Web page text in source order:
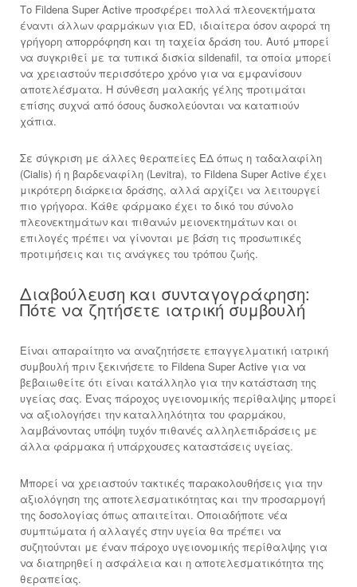
Το Fildena Super Active προσφέρει πολλά πλεονεκτήματα
έναντι άλλων φαρμάκων για ED, ιδιαίτερα όσον αφορά τη
γρήγορη απορρόφηση και τη ταχεία δράση του. Αυτό μπορεί
να συγκριθεί με τα τυπικά δισκία sildenafil, τα οποία μπορεί
να χρειαστούν περισσότερο χρόνο για να εμφανίσουν
αποτελέσματα. Η σύνθεση μαλακής γέλης προτιμάται
επίσης συχνά από όσους δυσκολεύονται να καταπιούν
χάπια.
Σε σύγκριση με άλλες θεραπείες ΕΔ όπως η ταδαλαφίλη
(Cialis) ή η βαρδεναφίλη (Levitra), το Fildena Super Active έχει
μικρότερη διάρκεια δράσης, αλλά αρχίζει να λειτουργεί
πιο γρήγορα. Κάθε φάρμακο έχει το δικό του σύνολο
πλεονεκτημάτων και πιθανών μειονεκτημάτων και οι
επιλογές πρέπει να γίνονται με βάση τις προσωπικές
προτιμήσεις και τις ανάγκες του τρόπου ζωής.
Διαβούλευση και συνταγογράφηση:
Πότε να ζητήσετε ιατρική συμβουλή
Είναι απαραίτητο να αναζητήσετε επαγγελματική ιατρική
συμβουλή πριν ξεκινήσετε το Fildena Super Active για να
βεβαιωθείτε ότι είναι κατάλληλο για την κατάσταση της
υγείας σας. Ένας πάροχος υγειονομικής περίθαλψης μπορεί
να αξιολογήσει την καταλληλότητα του φαρμάκου,
λαμβάνοντας υπόψη τυχόν πιθανές αλληλεπιδράσεις με
άλλα φάρμακα ή υπάρχουσες καταστάσεις υγείας.
Μπορεί να χρειαστούν τακτικές παρακολουθήσεις για την
αξιολόγηση της αποτελεσματικότητας και την προσαρμογή
της δοσολογίας όπως απαιτείται. Οποιαδήποτε νέα
συμπτώματα ή αλλαγές στην υγεία θα πρέπει να
συζητούνται με έναν πάροχο υγειονομικής περίθαλψης για
να διατηρηθεί η ασφάλεια και η αποτελεσματικότητα της
θεραπείας.